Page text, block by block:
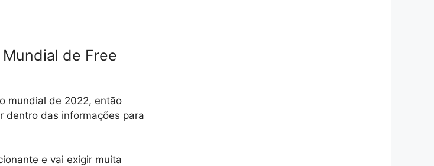
de Free
mundial de 2022, então
dentro das informações para
e vai exigir muita